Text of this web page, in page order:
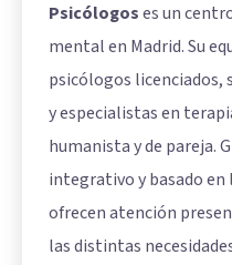
Psicólogoses un
mental en Madrid. Su
psicólogos licenciados,
y especialistas en
humanista y de pareja.
integrativo y basado en
ofrecen atención
las distintas